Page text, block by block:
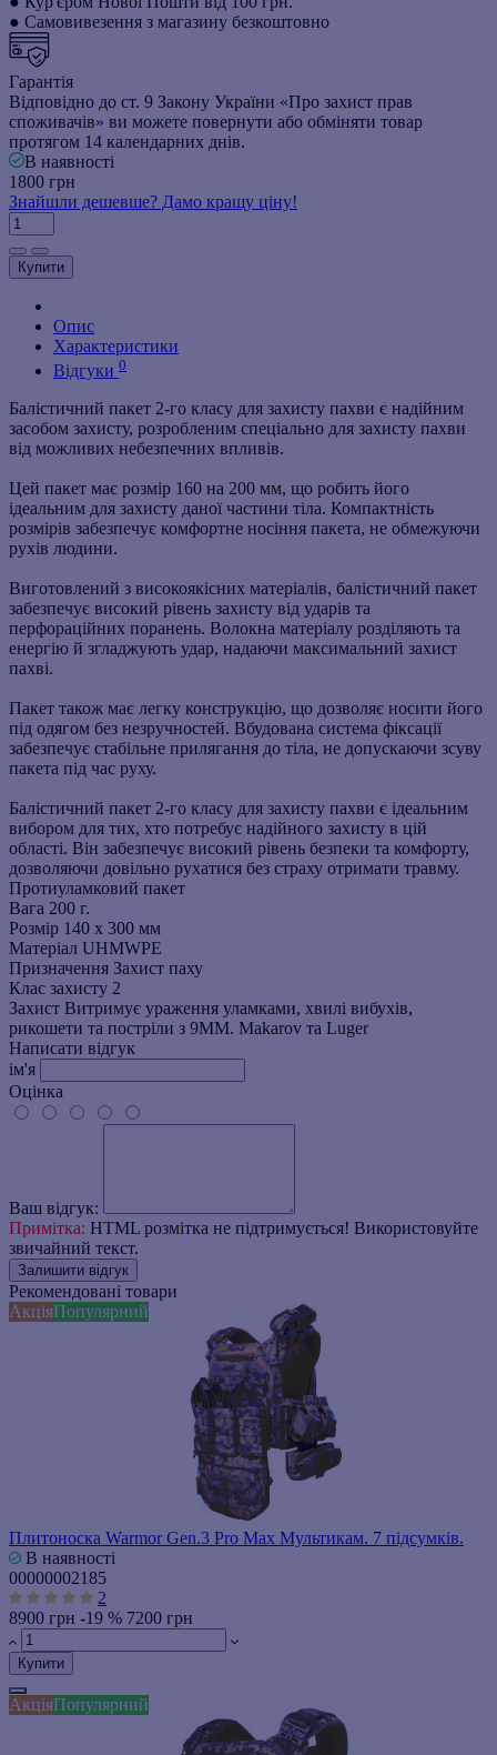
● Самовивезення з магазину безкоштовно
Гарантія
Відповідно до ст. 9 Закону України «Про захист прав
споживачів» ви можете повернути або обміняти товар
протягом 14 календарних днів.
В наявності
1800 грн
Знайшли дешевше? Дамо кращу ціну!
Купити
Опис
Характеристики
Відгуки 0
Балістичний пакет 2-го класу для захисту пахви є надійним
засобом захисту, розробленим спеціально для захисту пахви
від можливих небезпечних впливів.
Цей пакет має розмір 160 на 200 мм, що робить його
ідеальним для захисту даної частини тіла. Компактність
розмірів забезпечує комфортне носіння пакета, не обмежуючи
рухів людини.
Виготовлений з високоякісних матеріалів, балістичний пакет
забезпечує високий рівень захисту від ударів та
перфораційних поранень. Волокна матеріалу розділяють та
енергію й згладжують удар, надаючи максимальний захист
пахві.
Пакет також має легку конструкцію, що дозволяє носити його
під одягом без незручностей. Вбудована система фіксації
забезпечує стабільне прилягання до тіла, не допускаючи зсуву
пакета під час руху.
Балістичний пакет 2-го класу для захисту пахви є ідеальним
вибором для тих, хто потребує надійного захисту в цій
області. Він забезпечує високий рівень безпеки та комфорту,
дозволяючи довільно рухатися без страху отримати травму.
Протиуламковий пакет
Вага 200 г.
Розмір 140 х 300 мм
Матеріал UHMWPE
Призначення Захист паху
Клас захисту 2
Захист Витримує ураження уламками, хвилі вибухів,
рикошети та постріли з 9ММ. Makarov та Luger
Написати відгук
ім'я
Оцінка
Ваш відгук:
Примітка: HTML розмітка не підтримується! Використовуйте
звичайний текст.
Залишити відгук
Рекомендовані товари
АкціяПопулярний
Плитоноска Warmor Gen.3 Pro Max Мультикам. 7 підсумків.
В наявності
00000002185
2
8900 грн -19 % 7200 грн
Купити
АкціяПопулярний